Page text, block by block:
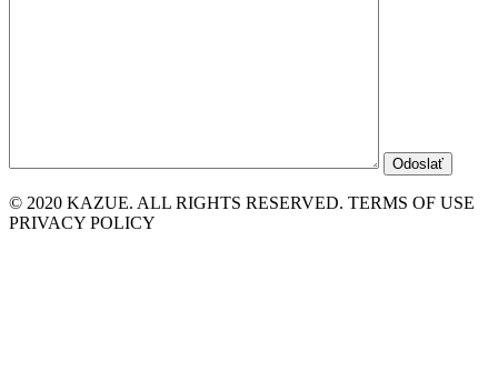
© 2020 KAZUE. ALL RIGHTS RESERVED. TERMS OF USE
PRIVACY POLICY